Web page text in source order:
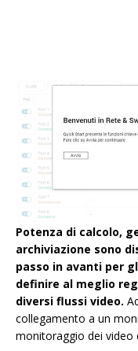
Potenza di calcolo,
archiviazione sono
passo in avanti per
definire al meglio
diversi flussi video.
collegamento a un
monitoraggio dei video